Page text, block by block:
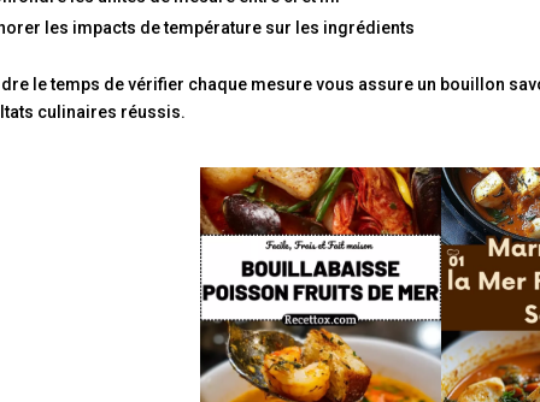
les impacts de température sur les ingrédients
le temps de vérifier chaque mesure vous assure un bouillon
culinaires réussis.